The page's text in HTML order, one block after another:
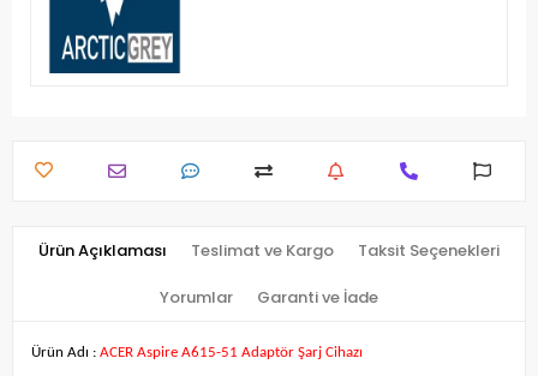
Ürün Açıklaması Teslimat ve Kargo Taksit Seçenekleri
Yorumlar Garanti ve İade
Ürün Adı : ACER Aspire A615-51 Adaptör Şarj Cihazı